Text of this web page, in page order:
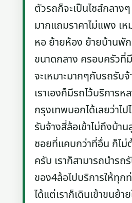
ตัวรถก็จะเป็นไซส์กลางๆ
มากแถมราคาไม่แพง เห
หอ ย้ายห้อง ย้ายบ้านพั
ขนาดกลาง ครอบครัว
จะเหมาะมากๆกับรถรับ
เราเองก็มีรถไว้บริการ
กรุงเทพบอกได้เลยว่าไ
รับจ้างสี่ล้อเข้าไม่ถึงบ้า
ซอยที่แคบกว่าที่อื่น ก็ไม่
ครับ เราก็สามารถนำรถ
ของ4ล้อไปบริการให้ทุก
ได้แต่เราก็เดินเข้าขนย้